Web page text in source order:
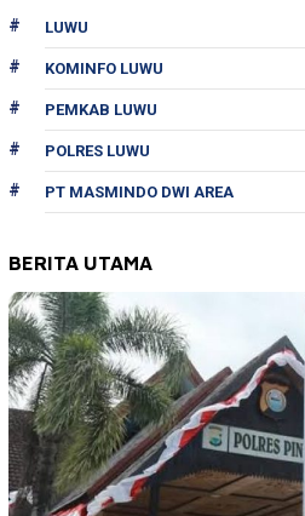
LUWU
KOMINFO LUWU
PEMKAB LUWU
POLRES LUWU
PT MASMINDO DWI AREA
BERITA UTAMA